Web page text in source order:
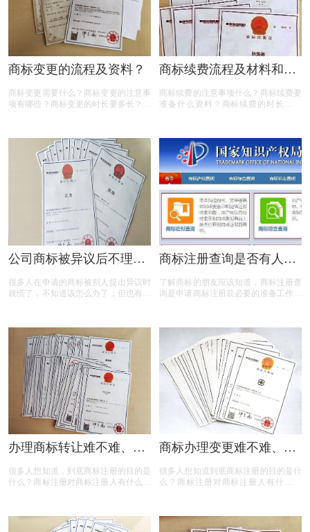
商标变更的流程及资料？
商标变更需要什么？商标变更的注意事
项有哪些？商标变更的时长要多长？下
商标续费流程及材料和时
商标续费的注意事项什么？商标续费要
准备什么资料？商标续费的时长是多
案，希望能帮到您！
公司商标被异议后不理它
很多人在申请的商标被别人提出异议时
就慌了，不知道该怎么办了；但也有人
公司商标被异议了要做什么准备?公司
商标被异议了不理它会怎么样？公司商
标被异议了有多久的时间准备？
商标注册查询是否有人注
如何查有没有被注册！
了解商标的朋友应该知道，商标注册查
询是申请商标注册前必要的准备工作之
以减少再注册有人注册过的相同商标或
者近似商标，对市场上商标注册有一定
的了解，甚至预测商标注册成功几率，
降低商标注册的风险，降低成本和注册
时间。
办理商标转让难不难、要
很多人想知道，到底商标注册的目的是
什么？商标注册对商标注册人有什么好
问题有哪些？商标注册的有效期是多长
时间？商标注册后的有效期从什么时候
商标办理变更难不难、要
很多人想知道到底商标注册的目的是什
么？商标注册对商标注册人有什么好
问题有哪些？商标变更后要等多长时间
才能有变更证明？商标变更需要什么资